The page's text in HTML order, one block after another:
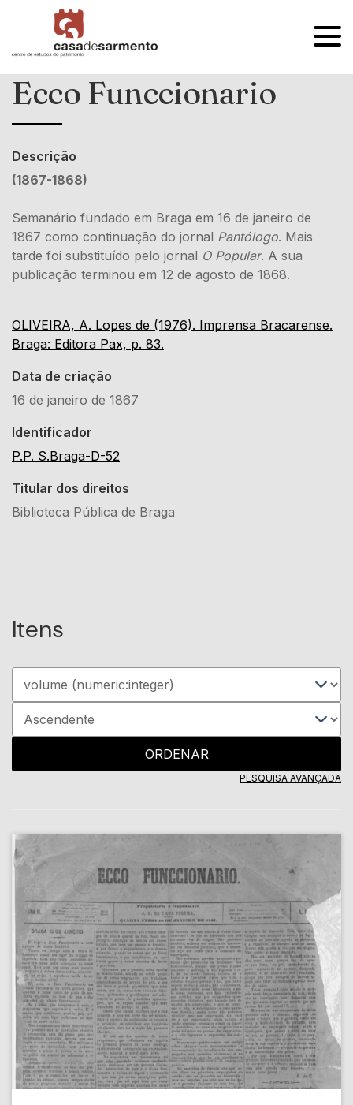
OPEN
Ecco Funccionario
Descrição
(1867-1868)
Semanário fundado em Braga em 16 de janeiro de
1867 como continuação do jornal Pantólogo. Mais
tarde foi substituído pelo jornal O Popular. A sua
publicação terminou em 12 de agosto de 1868.
OLIVEIRA, A. Lopes de (1976). Imprensa Bracarense.
Braga: Editora Pax, p. 83.
Data de criação
16 de janeiro de 1867
Identificador
P.P. S.Braga-D-52
Titular dos direitos
Biblioteca Pública de Braga
Itens
ORDENAR
PESQUISA AVANÇADA